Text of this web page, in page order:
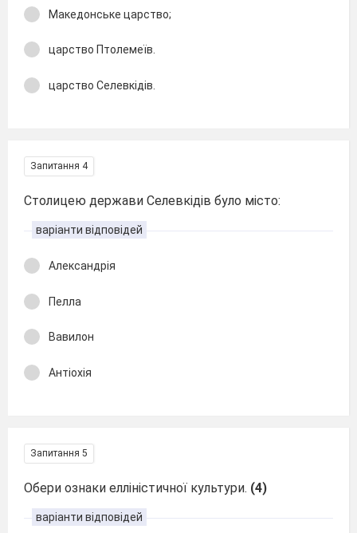
Македонське царство;
царство Птолемеїв.
царство Селевкідів.
Запитання 4
Столицею держави Селевкідів було місто:
варіанти відповідей
Александрія
Пелла
Вавилон
Антіохія
Запитання 5
Обери ознаки елліністичної культури. (4)
варіанти відповідей